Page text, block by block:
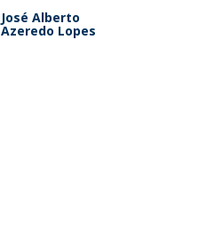
José Alberto
Azeredo Lopes